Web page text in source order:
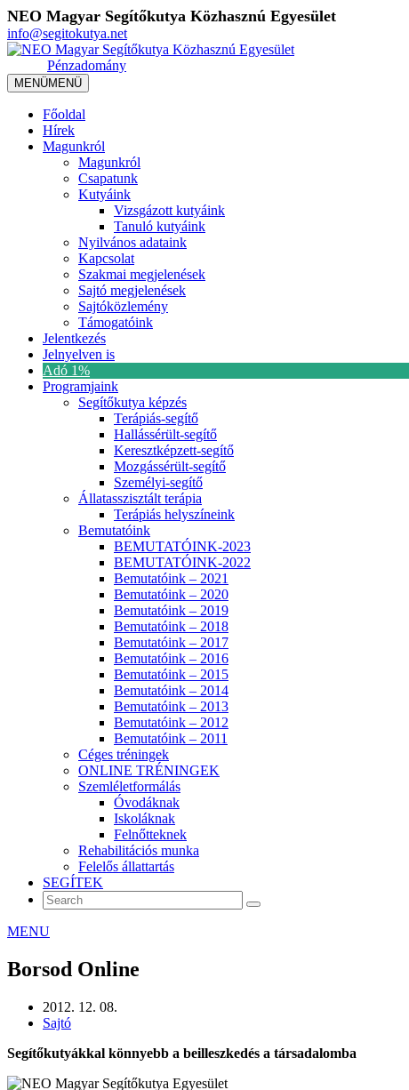
NEO Magyar Segítőkutya Közhasznú Egyesület
info@segitokutya.net
Pénzadomány
MENÜMENÜ
Főoldal
Hírek
Magunkról
Magunkról
Csapatunk
Kutyáink
Vizsgázott kutyáink
Tanuló kutyáink
Nyilvános adataink
Kapcsolat
Szakmai megjelenések
Sajtó megjelenések
Sajtóközlemény
Támogatóink
Jelentkezés
Jelnyelven is
Adó 1%
Programjaink
Segítőkutya képzés
Terápiás-segítő
Hallássérült-segítő
Keresztképzett-segítő
Mozgássérült-segítő
Személyi-segítő
Állatasszisztált terápia
Terápiás helyszíneink
Bemutatóink
BEMUTATÓINK-2023
BEMUTATÓINK-2022
Bemutatóink – 2021
Bemutatóink – 2020
Bemutatóink – 2019
Bemutatóink – 2018
Bemutatóink – 2017
Bemutatóink – 2016
Bemutatóink – 2015
Bemutatóink – 2014
Bemutatóink – 2013
Bemutatóink – 2012
Bemutatóink – 2011
Céges tréningek
ONLINE TRÉNINGEK
Szemléletformálás
Óvodáknak
Iskoláknak
Felnőtteknek
Rehabilitációs munka
Felelős állattartás
SEGÍTEK
MENU
Borsod Online
2012. 12. 08.
Sajtó
Segítőkutyákkal könnyebb a beilleszkedés a társadalomba